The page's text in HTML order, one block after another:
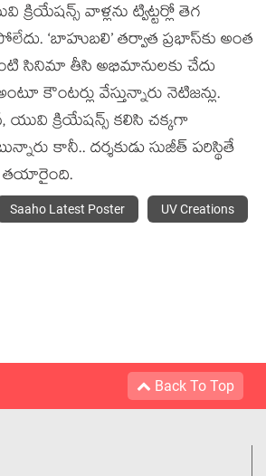
వాళ్లను ట్విట్టర్లో తెగ
‘బాహుబలి’ తర్వాత ప్రభాస్‌కు అంత
సినిమా తీసి అభిమానులకు చేదు
కౌంటర్లు వేస్తున్నారు నెటిజన్లు.
యువి క్రియేషన్స్ కలిసి చక్కగా
కానీ.. దర్శకుడు సుజీత్ పరిస్థితే
తయారైంది.
Saaho Latest Poster UV Creations
Back To Top